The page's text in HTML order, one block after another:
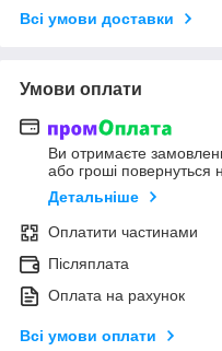
Всі умови доставки
Умови оплати
Ви отримаєте
або гроші повернуться
Детальніше
Оплатити частинами
Післяплата
Оплата на рахунок
Всі умови оплати